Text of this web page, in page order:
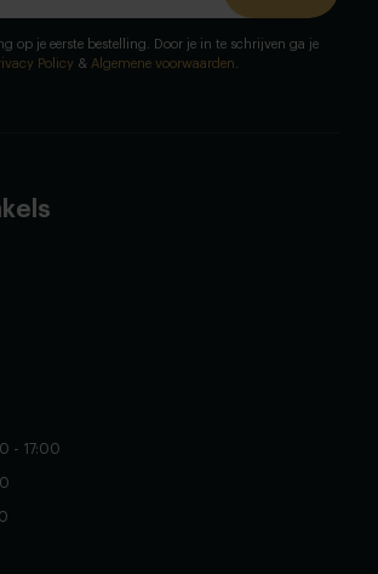
op je eerste bestelling. Door je in te schrijven ga je
Policy & Algemene voorwaarden
- 17:00